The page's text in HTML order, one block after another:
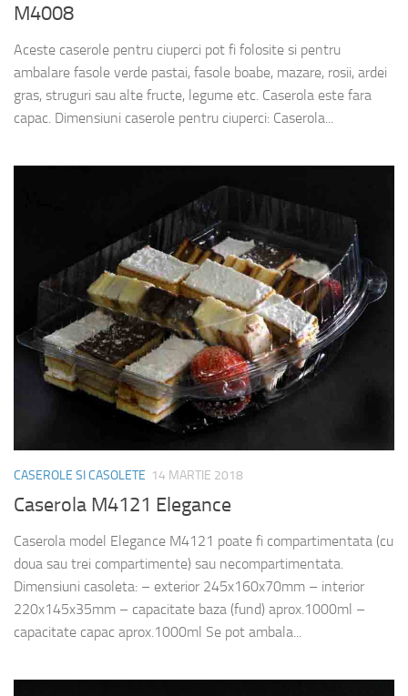
M4008
Aceste caserole pentru ciuperci pot fi folosite si pentru
ambalare fasole verde pastai, fasole boabe, mazare, rosii, ardei
gras, struguri sau alte fructe, legume etc. Caserola este fara
capac. Dimensiuni caserole pentru ciuperci: Caserola...
CASEROLE SI CASOLETE 14 MARTIE 2018
Caserola M4121 Elegance
Caserola model Elegance M4121 poate fi compartimentata (cu
doua sau trei compartimente) sau necompartimentata.
Dimensiuni casoleta: – exterior 245x160x70mm – interior
220x145x35mm – capacitate baza (fund) aprox.1000ml –
capacitate capac aprox.1000ml Se pot ambala...